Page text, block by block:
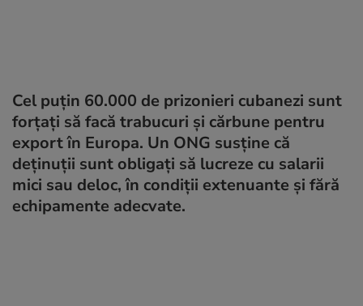
Cel puțin 60.000 de prizonieri cubanezi sunt
forțați să facă trabucuri și cărbune pentru
export în Europa. Un ONG susține că
deținuții sunt obligați să lucreze cu salarii
mici sau deloc, în condiții extenuante și fără
echipamente adecvate.